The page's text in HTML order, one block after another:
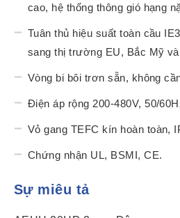
cao, hệ thống thông gió hạng
Tuân thủ hiệu suất toàn cầu
sang thị trường EU, Bắc Mỹ
Vòng bi bôi trơn sẵn, không
Điện áp rộng 200-480V, 50/
Vỏ gang TEFC kín hoàn toàn,
Chứng nhận UL, BSMI, CE.
Sự miêu tả